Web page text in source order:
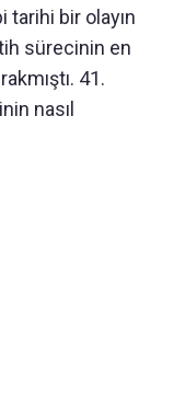
bir olayın
sürecinin en
41.
nasıl